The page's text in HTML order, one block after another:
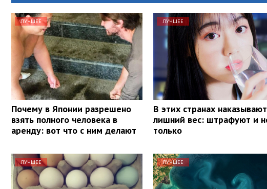
ЛУЧШЕЕ
Почему в Японии разрешено
взять полного человека в
аренду: вот что с ним делают
ЛУЧШЕЕ
В этих странах
лишний вес: штрафуют и
только
ЛУЧШЕЕ ЛУЧШЕЕ